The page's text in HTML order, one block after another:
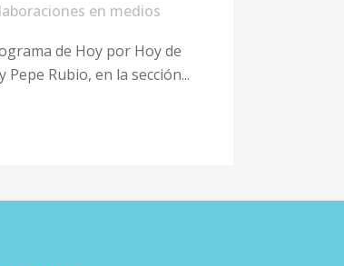
en medios
de Hoy por Hoy de
Pepe Rubio, en la sección...